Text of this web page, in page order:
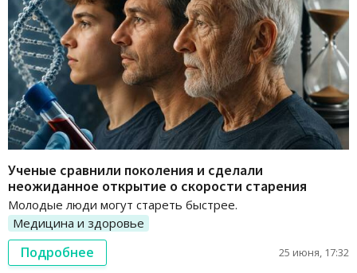
Ученые сравнили поколения и сделали
неожиданное открытие о скорости старения
Молодые люди могут стареть быстрее.
Медицина и здоровье
Подробнее 25 июня, 17:32